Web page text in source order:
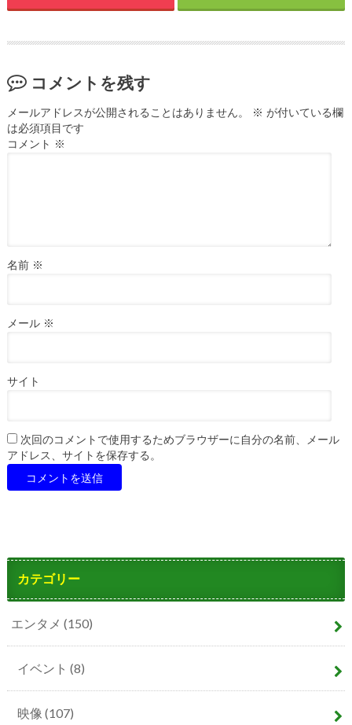
コメントを残す
メールアドレスが公開されることはありません。 ※ が付いている欄
は必須項目です
コメント ※
名前 ※
メール ※
サイト
次回のコメントで使用するためブラウザーに自分の名前、メール
アドレス、サイトを保存する。
カテゴリー
エンタメ (150)
イベント (8)
映像 (107)